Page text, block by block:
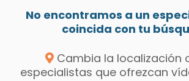
No encontramos a un
coincida con tu
Cambia la localización
especialistas que ofrezcan